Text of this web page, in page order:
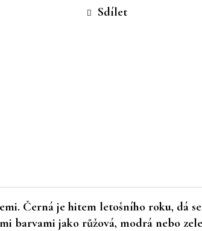
Sdílet
Černá je hitem letošního roku, dá
barvami jako růžová, modrá nebo